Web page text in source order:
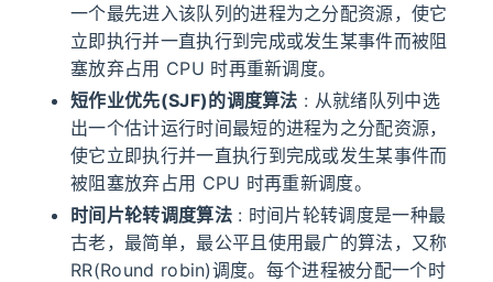
一个最先进入该队列的进程为之分配资源，使它
立即执行并一直执行到完成或发生某事件而被阻
塞放弃占用 CPU 时再重新调度。
短作业优先(SJF)的调度算法 : 从就绪队列中选
出一个估计运行时间最短的进程为之分配资源，
使它立即执行并一直执行到完成或发生某事件而
被阻塞放弃占用 CPU 时再重新调度。
时间片轮转调度算法: 时间片轮转调度是一种最
古老，最简单，最公平且使用最广的算法，又称
RR(Round robin)调度。每个进程被分配一个时